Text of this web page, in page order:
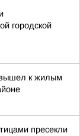
городской
вышел к жилым
пресекли